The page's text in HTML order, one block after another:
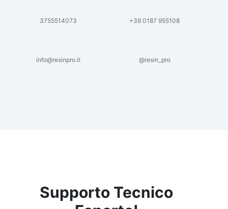
3755514073 +39 0187 955108
info@resinpro.it @resin_pro
Supporto Tecnico